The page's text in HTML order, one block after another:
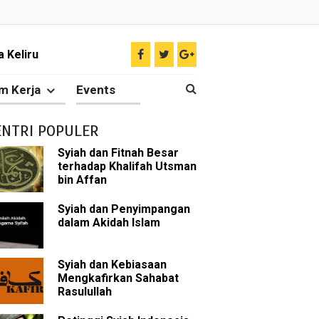
tentang Ahlul Bait
oleh Islam
Ilmu Ghaib?
Nabi Pengkhianat?
Nabi
Sunni
bin Affan
Kerja Events
POPULER
Syiah dan Fitnah Besar
terhadap Khalifah Utsman
bin Affan
Syiah dan Penyimpangan
dalam Akidah Islam
Syiah dan Kebiasaan
Mengkafirkan Sahabat
Rasulullah